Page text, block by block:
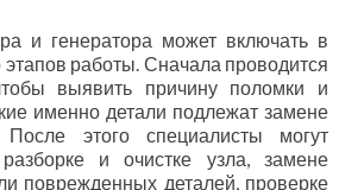
и генератора может включать в
этапов работы. Сначала проводится
выявить причину поломки и
именно детали подлежат замене
этого специалисты могут
и очистке узла, замене
поврежденных деталей, проверке